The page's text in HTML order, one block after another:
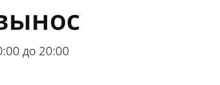
до 20:00